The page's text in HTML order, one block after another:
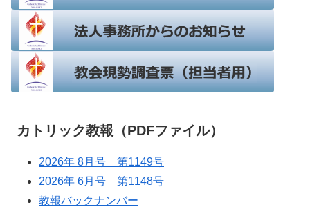
カトリック教報（PDFファイル）
2026年 8月号 第1149号
2026年 6月号 第1148号
教報バックナンバー